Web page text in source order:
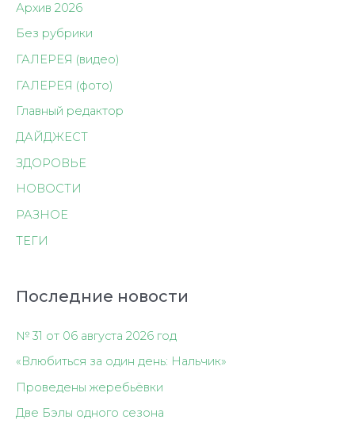
Архив 2026
Без рубрики
ГАЛЕРЕЯ (видео)
ГАЛЕРЕЯ (фото)
Главный редактор
ДАЙДЖЕСТ
ЗДОРОВЬЕ
НОВОСТИ
РАЗНОЕ
ТЕГИ
Последние новости
№ 31 от 06 августа 2026 год
«Влюбиться за один день: Нальчик»
Проведены жеребьёвки
Две Бэлы одного сезона